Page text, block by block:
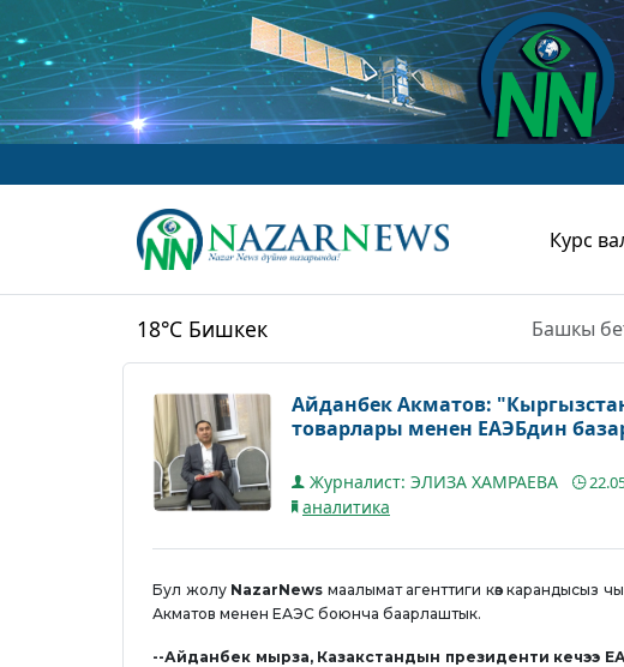
Курс
18°C Бишкек Башкы
Айданбек Акматов:
товарлары менен ЕАЭБдин
Журналист: ЭЛИЗА ХАМРАЕВА
аналитика
Бул жолу NazarNews маалымат агенттиги көз карандысыз
Акматов менен ЕАЭС боюнча баарлаштык.
--Айданбек мырза, Казакстандын президенти кечээ